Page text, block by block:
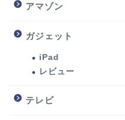
アマゾン
ガジェット
iPad
レビュー
テレビ